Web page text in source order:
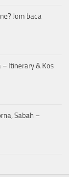
Jom baca
– Itinerary & Kos
Sabah –